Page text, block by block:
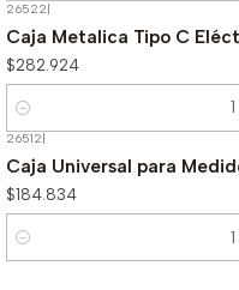
26522
Caja Metalica Tipo C
$282.924
Cantidad
26512
Caja Universal para
$184.834
Cantidad